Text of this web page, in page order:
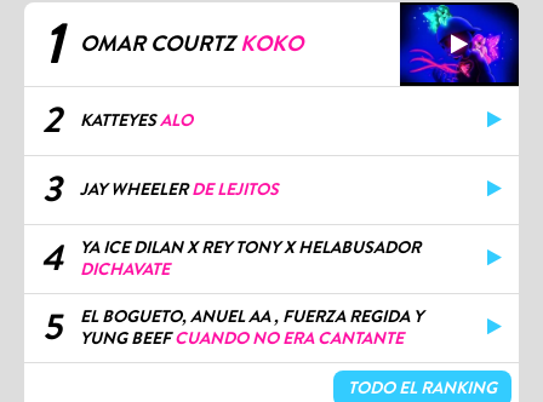
1 OMAR COURTZKOKO
2 KATTEYESALO
3 JAY WHEELERDE LEJITOS
4
YA ICE DILAN X REY TONY X HELABUSADOR
DICHAVATE
5
EL BOGUETO, ANUEL AA , FUERZA REGIDA Y
YUNG BEEFCUANDO NO ERA CANTANTE
TODO EL RANKING